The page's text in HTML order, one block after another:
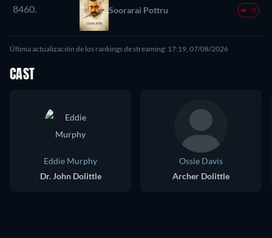
8460. Soorarai Pottru -3
Última actualización de los rankings de streaming: 17:19, 07/08/2026
CAST
Eddie Murphy
Dr. John Dolittle
Ossie Davis
Archer Dolittle